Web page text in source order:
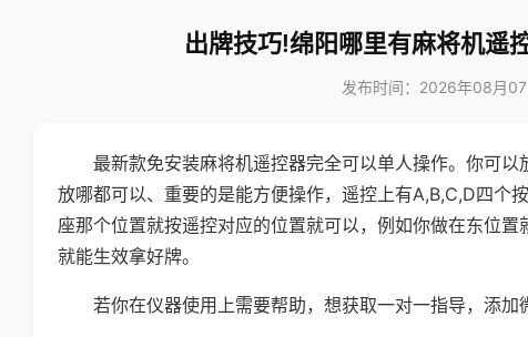
出牌技巧!绵阳哪里有麻将机遥
发布时间：2026年08月07
最新款免安装麻将机遥控器完全可以单人操作。你可
放哪都可以、重要的是能方便操作，遥控上有A,B,C,D四个
座那个位置就按遥控对应的位置就可以，例如你做在东位
就能生效拿好牌。
若你在仪器使用上需要帮助，想获取一对一指导，添加